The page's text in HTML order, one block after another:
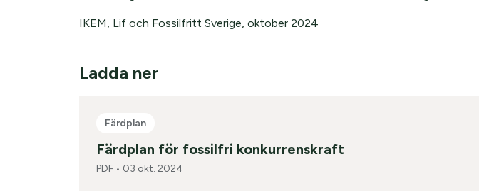
IKEM, Lif och Fossilfritt Sverige, oktober 2024
Ladda ner
Färdplan
Färdplan för fossilfri konkurrenskraft
PDF • 03 okt. 2024